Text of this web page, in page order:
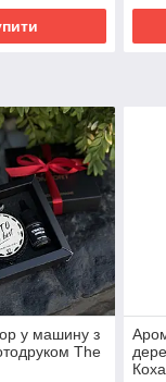
у машину з
The